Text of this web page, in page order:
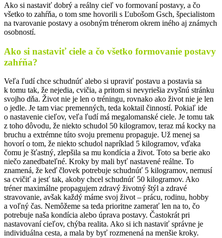
Ako si nastaviť dobrý a reálny cieľ vo formovaní postavy, a čo
všetko to zahŕňa, o tom sme hovorili s Ľubošom Gsch, špecialistom
na tvarovanie postavy a osobným trénerom okrem iného aj známych
osobností.
Ako si nastaviť ciele a čo všetko formovanie postavy
zahŕňa?
Veľa ľudí chce schudnúť alebo si upraviť postavu a postavia sa
k tomu tak, že nejedia, cvičia, a pritom si nevyriešia zvyšnú stránku
svojho dňa. Život nie je len o tréningu, rovnako ako život nie je len
o jedle. Je tam viac premenných, teda koktail činností. Pokiaľ ide
o nastavenie cieľov, veľa ľudí má megalomanské ciele. Je tomu tak
z toho dôvodu, že niekto schudol 50 kilogramov, teraz má kocky na
bruchu a extrémne túto svoju premenu propaguje. Už menej sa
hovorí o tom, že niekto schudol napríklad 5 kilogramov, vďaka
čomu je šťastný, zlepšila sa mu kondícia a život. Toto sa berie ako
niečo zanedbateľné. Kroky by mali byť nastavené reálne. To
znamená, že keď človek potrebuje schudnúť 5 kilogramov, nemusí
sa cvičiť a jesť tak, akoby chcel schudnúť 50 kilogramov. Ako
tréner maximálne propagujem zdravý životný štýl a zdravé
stravovanie, avšak každý máme svoj život – prácu, rodinu, hobby
a voľný čas. Nemôžeme sa teda prioritne zamerať len na to, čo
potrebuje naša kondícia alebo úprava postavy. Častokrát pri
nastavovaní cieľov, chýba realita. Ako si ich nastaviť správne je
individuálna cesta, a mala by byť rozmenená na menšie kroky.